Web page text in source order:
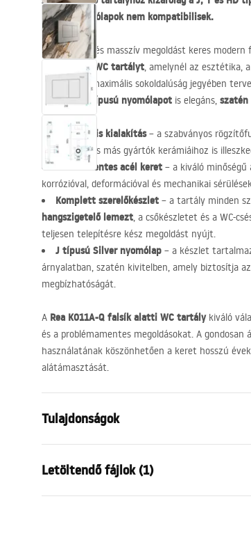
típusú nyomólapok nem kompatibilisek.
Funkcionális és masszív megoldást keres modern
falsík alatti WC tartályt, amelynél az esztétika,
terméket a maximális sokoldalúság jegyében
illeszkedő J típusú nyomólapot is elegáns,
Univerzális kialakítás– a szabványos
csészékhez és más gyártók kerámiáihoz is
Rozsdamentes acél keret – a kiváló
korrózióval, deformációval és mechanikai
Komplett szerelőkészlet – a tartály minden
hangszigetelő lemezt, a csőkészletet és a WC-
teljesen telepítésre kész megoldást nyújt.
J típusú Silver nyomólap – a készlet
árnyalatban, szatén kivitelben, amely biztosítja
megbízhatóságát.
A Rea K011A-Q falsík alatti WC tartálykiváló
és a problémamentes megoldásokat. A
használatának köszönhetően a keret hosszú
alátámasztását.
Tulajdonságok
Modell
Kompatibilis öblítőgombok
Letöltendő fájlok (1)